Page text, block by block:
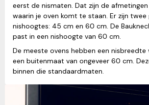
eerst de nismaten. Dat zijn de
waarin je oven komt te staan. Er zijn twee
nishoogtes: 45 cm en 60 cm. De
past in een nishoogte van 60 cm.
De meeste ovens hebben een
een buitenmaat van ongeveer 60 cm.
binnen die standaardmaten.